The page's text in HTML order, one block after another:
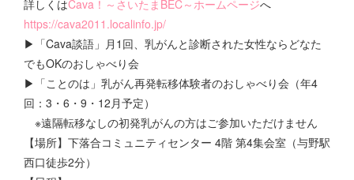
詳しくはCava！～さいたまBEC～ホームページへ
https://cava2011.localinfo.jp/
▶「Cava談語」月1回、乳がんと診断された女性ならどなた
でもOKのおしゃべり会
▶「ことのは」乳がん再発転移体験者のおしゃべり会（年4
回：3・6・9・12月予定）
※遠隔転移なしの初発乳がんの方はご参加いただけません
【場所】下落合コミュニティセンター 4階 第4集会室（与野駅
西口徒歩2分）